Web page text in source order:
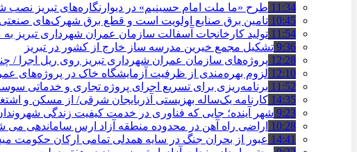
11:34 طرح «ما ملت امام حسینیم» در دیوارنگاره‌های تبریز نصب
10:45 تامین برق صنایع اولویت است و قطع برق شهرک‌های
11:54 تولید کارخانجات آسفالت سازمان عمران شهرداری تبریز به مرز ۱۰۰ هزار تن
9:36 تشکیل مجمع خیرین مدرسه ‌ساز خارج از کشور در تبریز
12:28 پروژه‌های سازمان عمران شهرداری تبریز روی ریل اجرا /
12:10 لزوم بهره‌مندی از ظرفیت آزمایشگاه خاک در پروژه‌های
11:52 برنامه‌ریزی برای تسریع اجرای پروژه تجاری و خدماتی
14:35 کارنامه یک‌ساله بهزیستی آذربایجان شرقی/ از مسکن و
9:23 شهر آینده؛ جایی که فناوری در خدمت کیفیت زندگی
10:28 اراضی راه آهن در محدوده منطقه آزاد ارس ساماندهی می
14:41 عبور از بحران جنگ در سایه همدلی تمامی ارکان حکومت